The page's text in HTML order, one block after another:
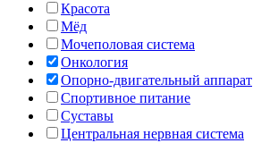
Красота
Мёд
Мочеполовая система
Онкология
Опорно-двигательный аппарат
Спортивное питание
Суставы
Центральная нервная система